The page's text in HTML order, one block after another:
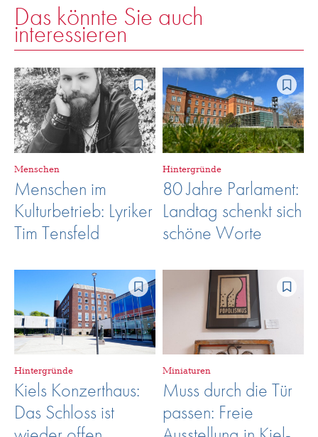
Das könnte Sie auch
interessieren
Menschen
Menschen im
Kulturbetrieb: Lyriker
Tim Tensfeld
Hintergründe
80 Jahre Parlament:
Landtag schenkt sich
schöne Worte
Hintergründe
Kiels Konzerthaus:
Das Schloss ist
Miniaturen
Muss durch die Tür
passen: Freie